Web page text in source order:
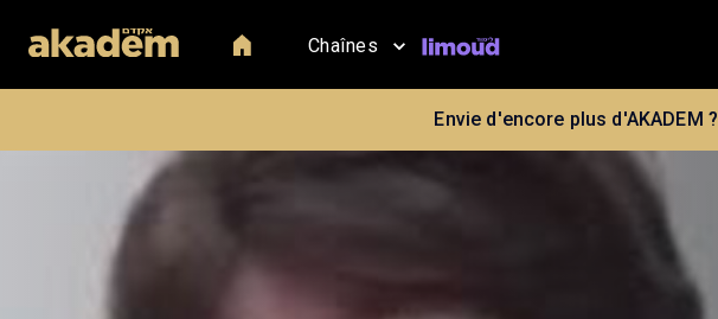
Chaînes
Envie d'encore plus d'AKADEM ?